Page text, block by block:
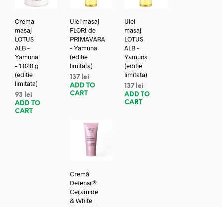
Crema
masaj
LOTUS
ALB –
Yamuna
– 1.020 g
(editie
limitata)
93
lei
ADD TO
CART
Ulei masaj
FLORI de
PRIMAVARA
– Yamuna
(editie
limitata)
137 lei
ADD TO
CART
Ulei
masaj
LOTUS
ALB –
Yamuna
(editie
limitata)
137 lei
ADD TO
CART
Cremă
Defensil®
Ceramide
& White